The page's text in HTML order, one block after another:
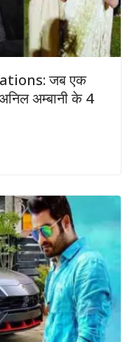
जब एक
अम्बानी के 4